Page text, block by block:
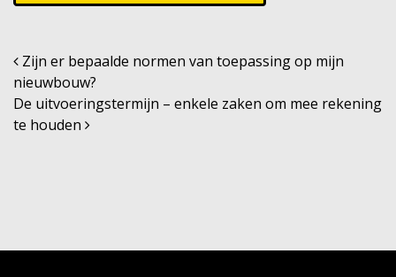
Post navigation
Zijn er bepaalde normen van toepassing op mijn
nieuwbouw?
De uitvoeringstermijn – enkele zaken om mee rekening
te houden